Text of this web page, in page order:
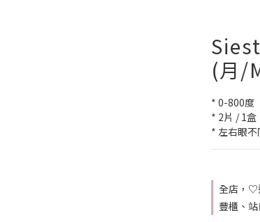
(月/
* 0-800度
* 2片 / 1盒
* 左右眼
全店，♡
豐櫃、